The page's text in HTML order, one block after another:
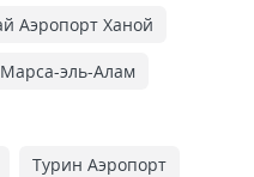
Аэропорт Ханой
эль-Алам
Турин Аэропорт